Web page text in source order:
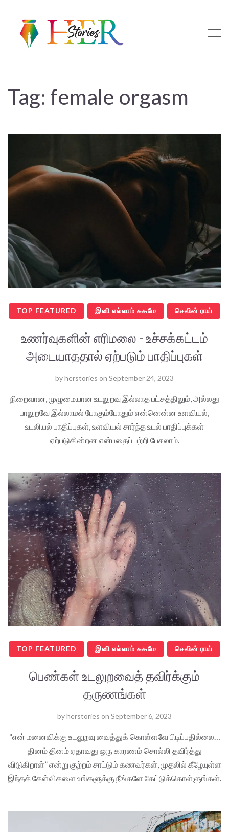
Tag: female orgasm
TOP FEATURED இனி எல்லாம் சுகமே செலின் ராய்
உணர்வுகளின் எரிமலை - உச்சக்கட்டம்
அடையாததால் ஏற்படும் பாதிப்புகள்
byherstories on September 24, 2023
நிறைவான, முழுமையான உடலுறவு இல்லாத பட்சத்திலும், அல்லது
பாலுறவே இல்லாமல் போகும்போதும் என்னென்ன உளவியல்,
உடலியல் பாதிப்புகள், உளவியல் சார்ந்த உடல் பாதிப்புக்கள்
ஏற்படுகின்றன என்பதைப் பற்றி பேசலாம்.
TOP FEATURED இனி எல்லாம் சுகமே செலின் ராய்
பெண்கள் உடலுறவைத் தவிர்க்கும்
தருணங்கள்
byherstories on September 6, 2023
“என் மனைவிக்கு உடலுறவு வைத்துக் கொள்ளவே பிடிப்பதில்லை…
தினம் தினம் ஏதாவது ஒரு காரணம் சொல்லி தவிர்த்து
விடுகிறாள்” என்று குற்றம் சாட்டும் கணவர்கள், முதலில் கீழேயுள்ள
இந்தக் கேள்விகளை உங்களுக்கு நீங்களே கேட்டுக்கொள்ளுங்கள்.